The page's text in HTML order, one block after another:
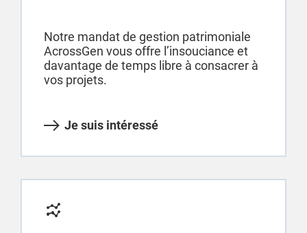
Notre mandat de gestion patrimoniale
AcrossGen vous offre l’insouciance et
davantage de temps libre à consacrer à
vos projets.
Je suis intéressé